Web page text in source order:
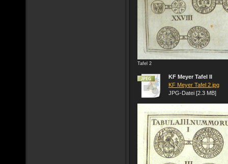
Tafel 2
KF Meyer Tafel II
KF Meyer Tafel 2.jpg
JPG-Datei [2.3 MB]